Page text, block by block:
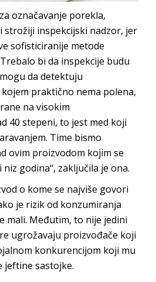
označavanje porekla,
strožiji inspekcijski nadzor, jer
sofisticiranije metode
bi da inspekcije budu
da detektuju
praktično nema polena,
na visokim
40 stepeni, to jest med koji
Time bismo
ovim proizvodom kojim se
godina“, zaključila je ona.
o kome se najviše govori
je rizik od konzumiranja
mali. Međutim, to nije jedini
ugrožavaju proizvođače koji
konkurencijom koji mu
jeftine sastojke.